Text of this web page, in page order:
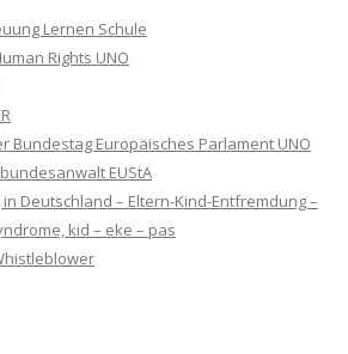
Lernen Schule
Rights UNO
Bundestag Europäisches Parlament UNO
EUStA
Deutschland – Eltern-Kind-Entfremdung –
kid – eke – pas